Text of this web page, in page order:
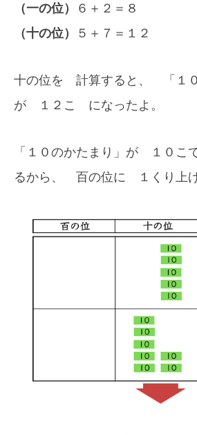
（一の位）
６＋２＝８
（十の位）
５＋７＝１２
十の位を 計算すると、 「１０
が １２こ になったよ。
「１０のかたまり」が １０
るから、 百の位に １くり上げ